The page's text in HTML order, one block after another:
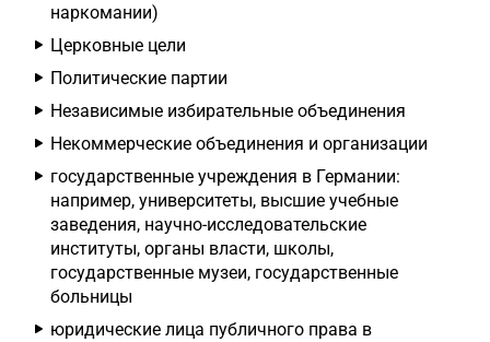
наркомании)
Церковные цели
Политические партии
Независимые избирательные объединения
Некоммерческие объединения и организации
государственные учреждения в Германии:
например, университеты, высшие учебные
заведения, научно-исследовательские
институты, органы власти, школы,
государственные музеи, государственные
больницы
юридические лица публичного права в